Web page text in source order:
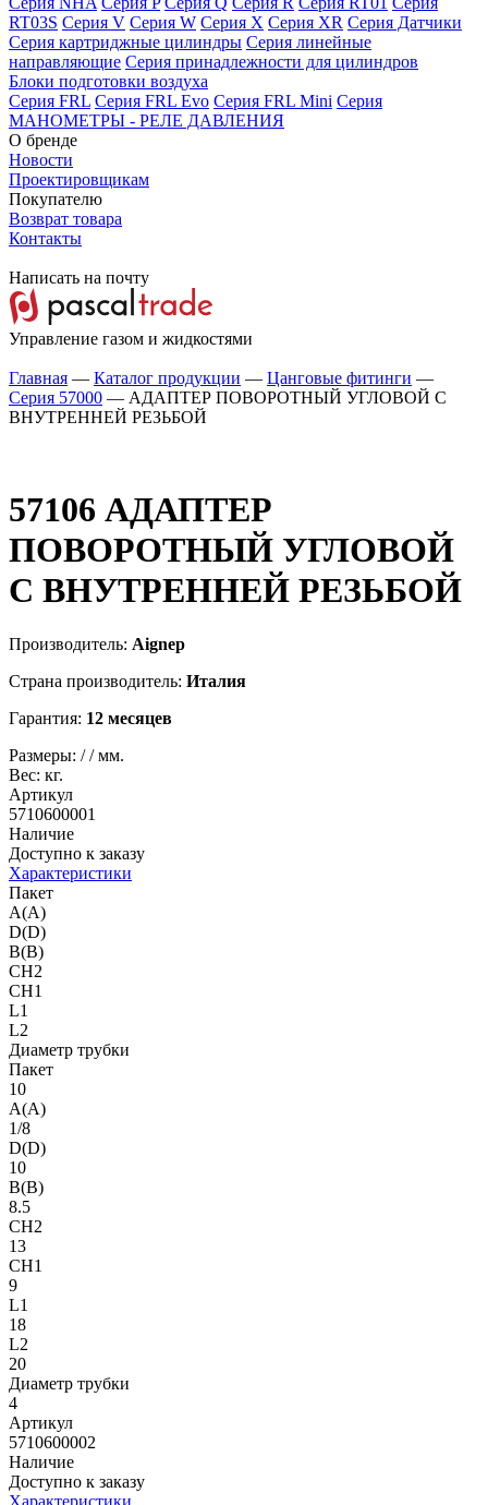
RT03S Серия V Серия W Серия X Серия XR Серия Датчики
Серия картриджные цилиндры Серия линейные
направляющие Серия принадлежности для цилиндров
Блоки подготовки воздуха
Серия FRL Серия FRL Evo Серия FRL Mini Серия
МАНОМЕТРЫ - РЕЛЕ ДАВЛЕНИЯ
О бренде
Новости
Проектировщикам
Покупателю
Возврат товара
Контакты
Написать на почту
Управление газом и жидкостями
Главная — Каталог продукции — Цанговые фитинги —
Серия 57000 — АДАПТЕР ПОВОРОТНЫЙ УГЛОВОЙ С
ВНУТРЕННЕЙ РЕЗЬБОЙ
57106 АДАПТЕР
ПОВОРОТНЫЙ УГЛОВОЙ
С ВНУТРЕННЕЙ РЕЗЬБОЙ
Производитель: Aignep
Страна производитель: Италия
Гарантия: 12 месяцев
Размеры: //мм.
Вес: кг.
Артикул
5710600001
Наличие
Доступно к заказу
Характеристики
Пакет
A(A)
D(D)
B(B)
CH2
CH1
L1
L2
Диаметр трубки
Пакет
10
A(A)
1/8
D(D)
10
B(B)
8.5
CH2
13
CH1
9
L1
18
L2
20
Диаметр трубки
4
Артикул
5710600002
Наличие
Доступно к заказу
Характеристики